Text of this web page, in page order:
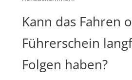
Kann das Fahren
Führerschein
Folgen haben?